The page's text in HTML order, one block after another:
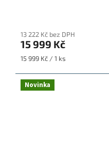
13 222 Kč bez DPH
15 999 Kč
Měrná
15 999 Kč / 1 ks
Novinka